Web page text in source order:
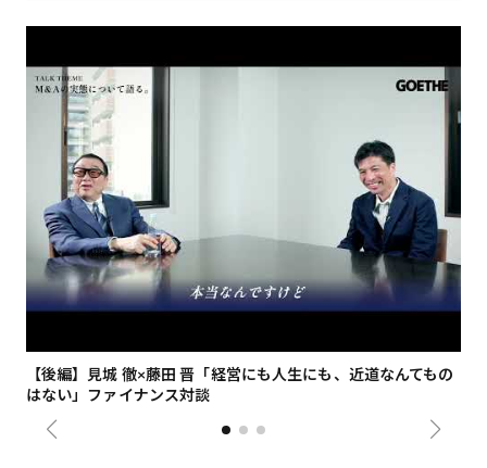
【後編】見城 徹×藤田 晋「経営にも人生にも、近道なんてもの
はない」ファイナンス対談